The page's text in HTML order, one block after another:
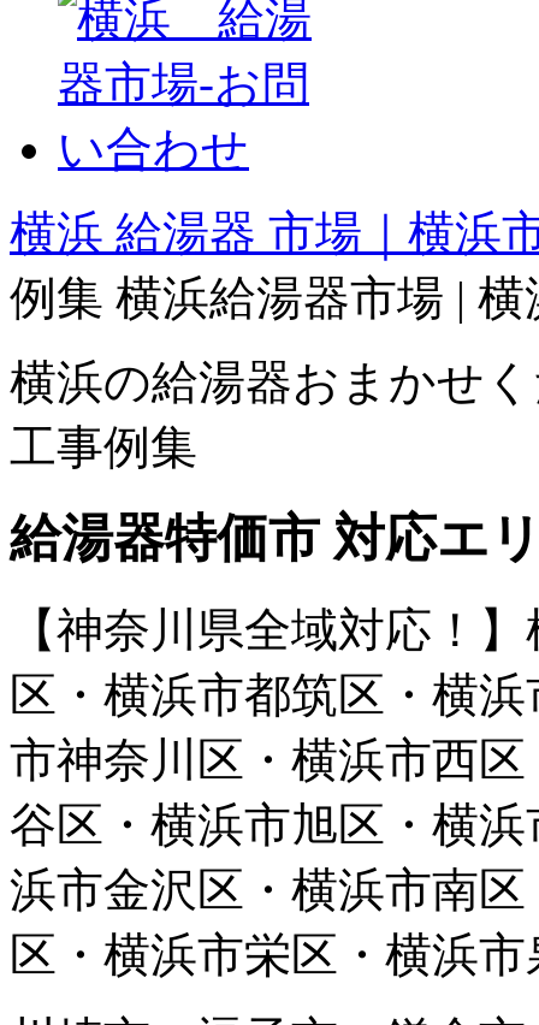
横浜 給湯器 市場｜横浜
例集 横浜給湯器市場 | 横
横浜の給湯器おまかせ
工事例集
給湯器特価市 対応エ
【神奈川県全域対応！
区・横浜市都筑区・横
市神奈川区・横浜市西
谷区・横浜市旭区・横
浜市金沢区・横浜市南
区・横浜市栄区・横浜市